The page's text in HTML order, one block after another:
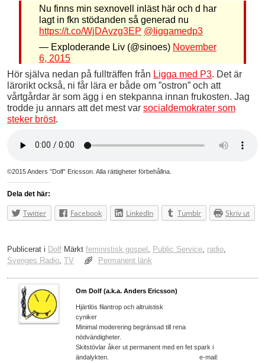
Nu finns min sexnovell inläst här och d har
lagt in fkn stödanden så generad nu
https://t.co/WjDAvzg3EP @liggamedp3
— Exploderande Liv (@sinoes) November
6, 2015
Hör själva nedan på fullträffen från Ligga med P3. Det är
lärorikt också, ni får lära er både om ”ostron” och att
vårtgårdar är som ägg i en stekpanna innan frukosten. Jag
trodde ju annars att det mest var socialdemokrater som
steker bröst.
©2015 Anders ”Dolf” Ericsson. Alla rättigheter förbehållna.
Dela det här:
Twitter Facebook LinkedIn Tumblr Skriv ut
Publicerat i Dolf Märkt feministisk gospel , Public Service, radio,
Sveriges Radio, TV Permanent länk
Om Dolf (a.k.a. Anders Ericsson)
Hjärtlös filantrop och altruistisk
cyniker
Minimal moderering begränsad till rena
nödvändigheter.
Skitstövlar åker ut permanent med en fet spark i
ändalykten. e-mail: